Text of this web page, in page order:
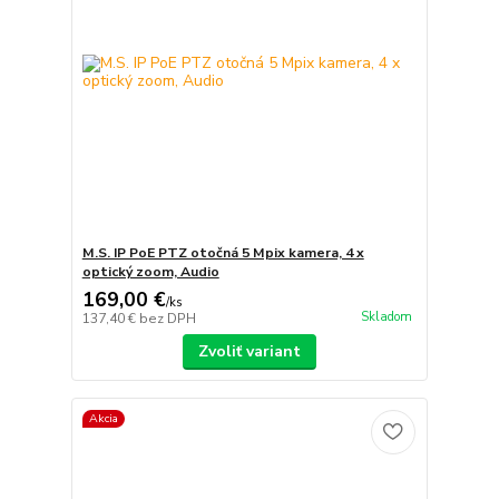
M.S. IP PoE PTZ otočná 5 Mpix kamera, 4 x
optický zoom, Audio
169,00 €/ks
137,40 € bez DPH Skladom
Zvoliť variant
Akcia